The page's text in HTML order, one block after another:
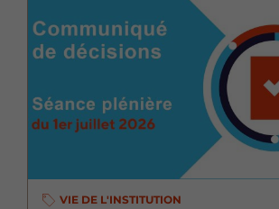
VIE DE L'INSTITUTION